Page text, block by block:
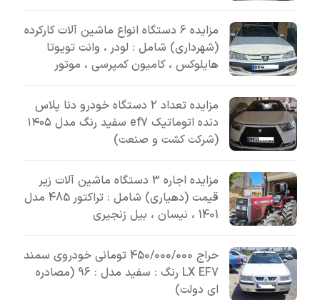
مزایده 6 دستگاه انواع ماشین آلات کارکرده
(شهرداری) شامل : لودر ، وانت تویوتا
هایلوکس ، کامیون کمپرسی ، موتور
مزایده تعداد 2 دستگاه خودرو دنا پلاس
دنده اتوماتیک ef7 سفید رنگ مدل ۱۴۰۵
(شرکت کشت و صنعت)
مزایده اجاره 3 دستگاه ماشین آلات زیر
قیمت (دهیاری) شامل : تراکتور 485 مدل
1401 ، نیسان ، بیل زنجیری
حراج 450/000/000 تومانی خودروی سمند
LX EF7 رنگ : سفید مدل : 96 (مصادره
ای دولت)